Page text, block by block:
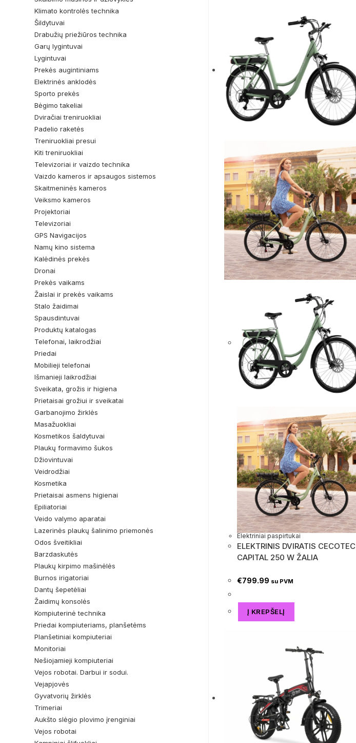
Elektriniai paspirtukai
ELEKTRINIS DVIRATIS CECOTEC
CAPITAL 250 W ŽALIA
€799.99 su PVM
Į KREPŠELĮ
Klimato kontrolės technika
Šildytuvai
Drabužių priežiūros technika
Garų lygintuvai
Lygintuvai
Prekės augintiniams
Elektrinės anklodės
Sporto prekės
Bėgimo takeliai
Dviračiai treniruokliai
Padelio raketės
Treniruokliai presui
Kiti treniruokliai
Televizoriai ir vaizdo technika
Vaizdo kameros ir apsaugos sistemos
Skaitmeninės kameros
Veiksmo kameros
Projektoriai
Televizoriai
GPS Navigacijos
Namų kino sistema
Kalėdinės prekės
Dronai
Prekės vaikams
Žaislai ir prekės vaikams
Stalo žaidimai
Spausdintuvai
Produktų katalogas
Telefonai, laikrodžiai
Priedai
Mobilieji telefonai
Išmanieji laikrodžiai
Sveikata, grožis ir higiena
Prietaisai grožiui ir sveikatai
Garbanojimo žirklės
Masažuokliai
Kosmetikos šaldytuvai
Plaukų formavimo šukos
Džiovintuvai
Veidrodžiai
Kosmetika
Prietaisai asmens higienai
Epiliatoriai
Veido valymo aparatai
Lazerinės plaukų šalinimo priemonės
Odos šveitikliai
Barzdaskutės
Plaukų kirpimo mašinėlės
Burnos irigatoriai
Dantų šepetėliai
Žaidimų konsolės
Kompiuterinė technika
Priedai kompiuteriams, planšetėms
Planšetiniai kompiuteriai
Monitoriai
Nešiojamieji kompiuteriai
Vejos robotai. Darbui ir sodui.
Vejapjovės
Gyvatvorių žirklės
Trimeriai
Aukšto slėgio plovimo įrenginiai
Vejos robotai